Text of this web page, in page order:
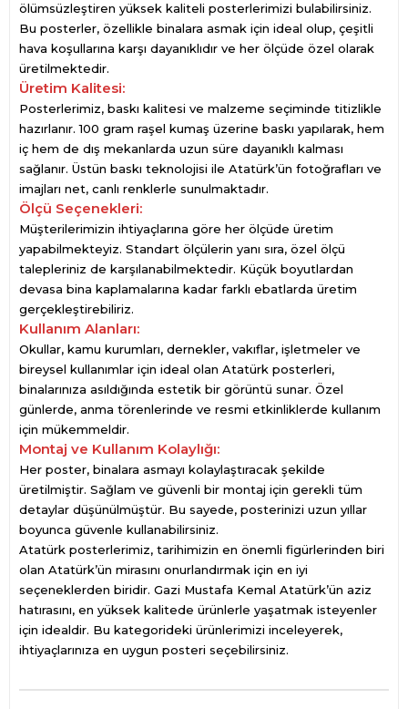
ölümsüzleştiren yüksek kaliteli posterlerimizi bulabilirsiniz.
Bu posterler, özellikle binalara asmak için ideal olup, çeşitli
hava koşullarına karşı dayanıklıdır ve her ölçüde özel olarak
üretilmektedir.
Üretim Kalitesi:
Posterlerimiz, baskı kalitesi ve malzeme seçiminde titizlikle
hazırlanır. 100 gram raşel kumaş üzerine baskı yapılarak, hem
iç hem de dış mekanlarda uzun süre dayanıklı kalması
sağlanır. Üstün baskı teknolojisi ile Atatürk’ün fotoğrafları ve
imajları net, canlı renklerle sunulmaktadır.
Ölçü Seçenekleri:
Müşterilerimizin ihtiyaçlarına göre her ölçüde üretim
yapabilmekteyiz. Standart ölçülerin yanı sıra, özel ölçü
talepleriniz de karşılanabilmektedir. Küçük boyutlardan
devasa bina kaplamalarına kadar farklı ebatlarda üretim
gerçekleştirebiliriz.
Kullanım Alanları:
Okullar, kamu kurumları, dernekler, vakıflar, işletmeler ve
bireysel kullanımlar için ideal olan Atatürk posterleri,
binalarınıza asıldığında estetik bir görüntü sunar. Özel
günlerde, anma törenlerinde ve resmi etkinliklerde kullanım
için mükemmeldir.
Montaj ve Kullanım Kolaylığı:
Her poster, binalara asmayı kolaylaştıracak şekilde
üretilmiştir. Sağlam ve güvenli bir montaj için gerekli tüm
detaylar düşünülmüştür. Bu sayede, posterinizi uzun yıllar
boyunca güvenle kullanabilirsiniz.
Atatürk posterlerimiz, tarihimizin en önemli figürlerinden biri
olan Atatürk’ün mirasını onurlandırmak için en iyi
seçeneklerden biridir. Gazi Mustafa Kemal Atatürk’ün aziz
hatırasını, en yüksek kalitede ürünlerle yaşatmak isteyenler
için idealdir. Bu kategorideki ürünlerimizi inceleyerek,
ihtiyaçlarınıza en uygun posteri seçebilirsiniz.